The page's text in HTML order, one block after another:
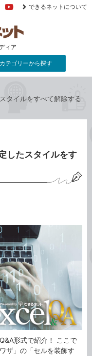
ィア
FacebookYouTube
できるネットについて
カテゴリーから探す
タイルをすべて解除する
したスタイルをす
形式で紹介！ ここで
ザ」の「セルを装飾す